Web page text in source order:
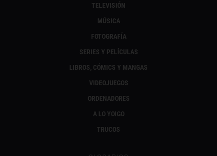
TELEVISIÓN
MÚSICA
FOTOGRAFÍA
SERIES Y PELÍCULAS
LIBROS, CÓMICS Y MANGAS
VIDEOJUEGOS
ORDENADORES
A LO YOIGO
TRUCOS